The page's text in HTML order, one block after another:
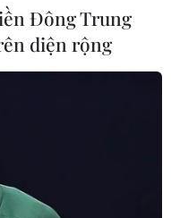
Đông Trung
diện rộng